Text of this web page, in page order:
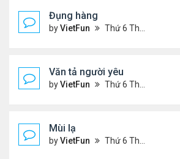
Đụng hàng
byVietFun Thứ 6 Tháng 11 05, 2021 3:02 pm
Văn tả người yêu
byVietFun Thứ 6 Tháng 11 05, 2021 2:49 pm
Mùi lạ
byVietFun Thứ 6 Tháng 11 05, 2021 2:42 pm